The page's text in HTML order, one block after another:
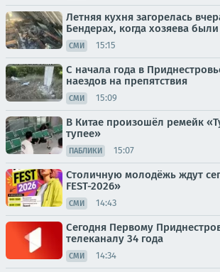
Летняя кухня загорелась
Бендерах, когда хозяева
СМИ 15:15
С начала года в
наездов на препятствия
СМИ 15:09
В Китае произошёл ремейк
тупее»
ПАБЛИКИ 15:07
Столичную молодёжь ждут
FEST-2026»
СМИ 14:43
Сегодня Первому
телеканалу 34 года
СМИ 14:34